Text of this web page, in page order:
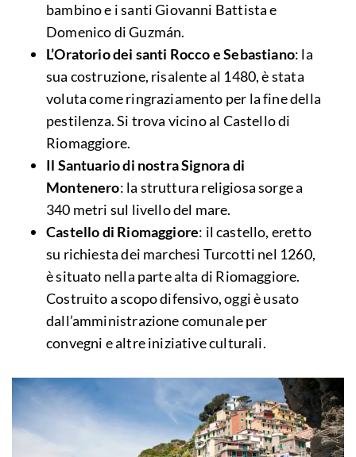
bambino e i santi Giovanni Battista e
Domenico di Guzmán.
L’Oratorio dei santi Rocco e Sebastiano: la
sua costruzione, risalente al 1480, è stata
voluta come ringraziamento per la fine della
pestilenza. Si trova vicino al Castello di
Riomaggiore.
Il Santuario di nostra Signora di
Montenero: la struttura religiosa sorge a
340 metri sul livello del mare.
Castello di Riomaggiore: il castello, eretto
su richiesta dei marchesi Turcotti nel 1260,
è situato nella parte alta di Riomaggiore.
Costruito a scopo difensivo, oggi è usato
dall’amministrazione comunale per
convegni e altre iniziative culturali.